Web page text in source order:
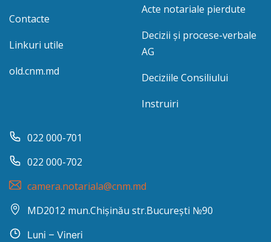
Contacte
Linkuri utile
old.cnm.md
Acte notariale pierdute
Decizii și procese-verbale
AG
Deciziile Consiliului
Instruiri
022 000-701
022 000-702
camera.notariala@cnm.md
MD2012 mun.Chișinău str.București №90
Luni – Vineri